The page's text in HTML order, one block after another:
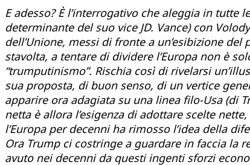
E adesso? È l’interrogativo che aleggia in
determinante del suo vice JD. Vance) con
dell’Unione, messi di fronte a un’esibizione
stavolta, a tentare di dividere l’Europa non è
“trumputinismo”. Rischia così di rivelarsi
sua proposta, di buon senso, di un vertice
apparire ora adagiata su una linea filo-Usa (di
netta è allora l’esigenza di adottare scelte
l’Europa per decenni ha rimosso l’idea della
Ora Trump ci costringe a guardare in faccia la
avuto nei decenni da questi ingenti sforzi